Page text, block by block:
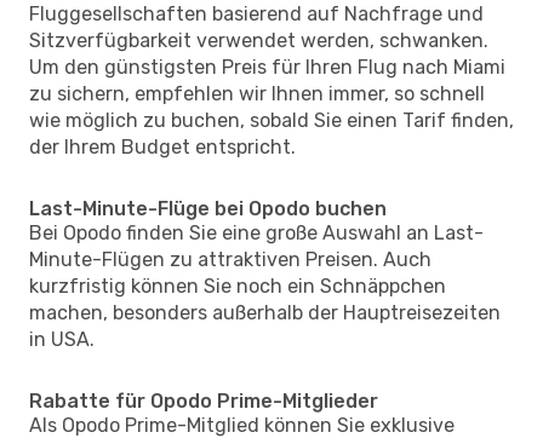
Fluggesellschaften basierend auf Nachfrage und
Sitzverfügbarkeit verwendet werden, schwanken.
Um den günstigsten Preis für Ihren Flug nach Miami
zu sichern, empfehlen wir Ihnen immer, so schnell
wie möglich zu buchen, sobald Sie einen Tarif finden,
der Ihrem Budget entspricht.
Last-Minute-Flüge bei Opodo buchen
Bei Opodo finden Sie eine große Auswahl an Last-
Minute-Flügen zu attraktiven Preisen. Auch
kurzfristig können Sie noch ein Schnäppchen
machen, besonders außerhalb der Hauptreisezeiten
in USA.
Rabatte für Opodo Prime-Mitglieder
Als Opodo Prime-Mitglied können Sie exklusive